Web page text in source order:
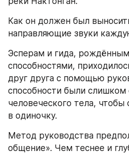
Как он должен был
направляющие звуки
Эсперам и гида,
способностями,
друг друга с помощью
способности были слишком
человеческого тела, чтобы
в одиночку.
Метод руководства
общение». Чем теснее и